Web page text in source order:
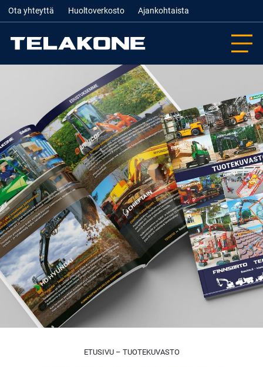
Ota yhteyttä Huoltoverkosto Ajankohtaista
ETUSIVU – TUOTEKUVASTO